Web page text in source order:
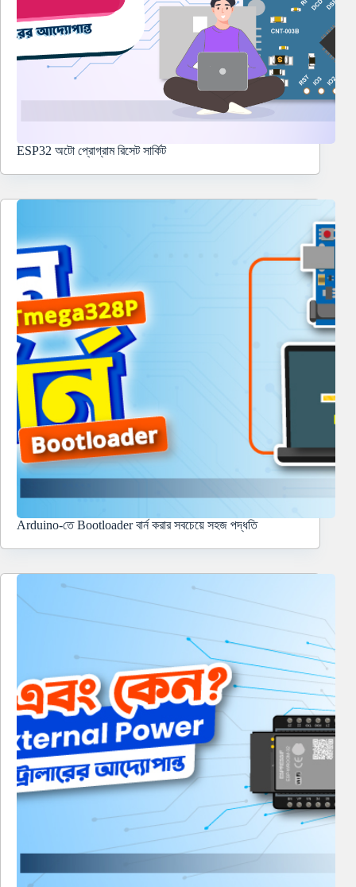
ESP32 অটো প্রোগ্রাম রিসেট সার্কিট
Arduino-তে Bootloader বার্ন করার সবচেয়ে সহজ পদ্ধতি